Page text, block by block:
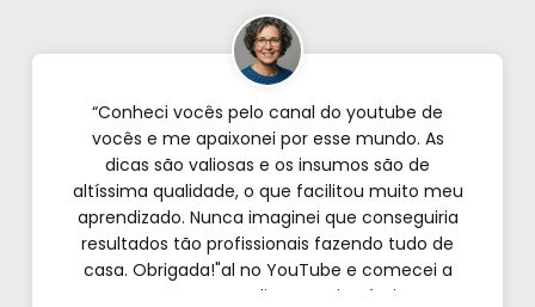
“Conheci vocês pelo canal do youtube de
vocês e me apaixonei por esse mundo. As
dicas são valiosas e os insumos são de
altíssima qualidade, o que facilitou muito meu
aprendizado. Nunca imaginei que conseguiria
resultados tão profissionais fazendo tudo de
casa. Obrigada!"al no YouTube e comecei a
testar em casa. As dicas são incríveis e os